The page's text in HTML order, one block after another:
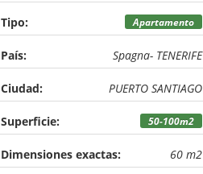
Tipo: Apartamento
País: Spagna- TENERIFE
Ciudad: PUERTO SANTIAGO
Superficie: 50-100m2
Dimensiones exactas: 60 m2